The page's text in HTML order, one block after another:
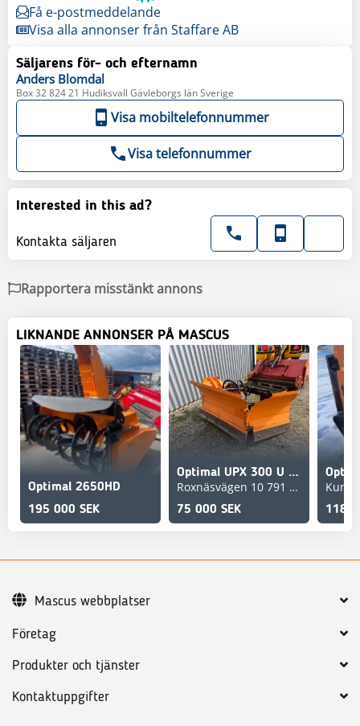
Få e-postmeddelande
Visa alla annonser från Staffare AB
Säljarens för- och efternamn
Anders Blomdal
Box 32 824 21 Hudiksvall Gävleborgs län Sverige
Visa mobiltelefonnummer
Visa telefonnummer
Interested in this ad?
Kontakta säljaren
Rapportera misstänkt annons
LIKNANDE ANNONSER PÅ MASCUS
Optimal 2650HD
195 000 SEK
Optimal UPX 300 U plog i nyskick
Roxnäsvägen 10 791 44 Falun
75 000 SEK 118
Företag
Produkter och tjänster
Kontaktuppgifter
Mascus webbplatser